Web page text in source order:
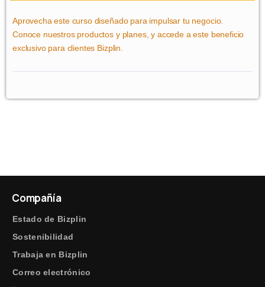
Aprovecha este curso diseñado para impulsar tu negocio.
Conoce nuestros productos y planes, y accede a este beneficio
exclusivo para clientes Bizplin.
Compañía
Estado de Bizplin
Sostenibilidad
Trabaja en Bizplin
Correo electrónico